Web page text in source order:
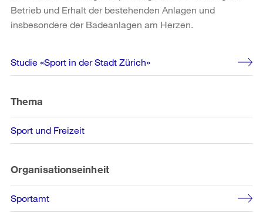
Betrieb und Erhalt der bestehenden Anlagen und
insbesondere der Badeanlagen am Herzen.
Weitere
Informationen
Studie «Sport in der Stadt Zürich»
Thema
Sport und Freizeit
Organisationseinheit
Sportamt